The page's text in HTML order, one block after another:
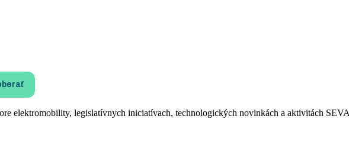
elektromobility, legislatívnych iniciatívach, technologických novinkách a aktivitách